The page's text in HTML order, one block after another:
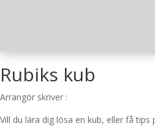
Rubiks kub
Arrangör skriver :
Vill du lära dig lösa en kub, eller få tips